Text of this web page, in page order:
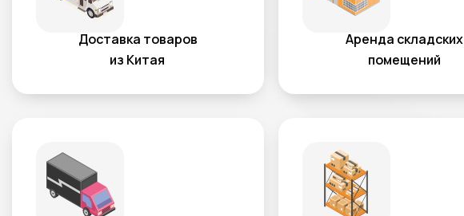
Доставка товаров
из Китая
Аренда складских
помещений